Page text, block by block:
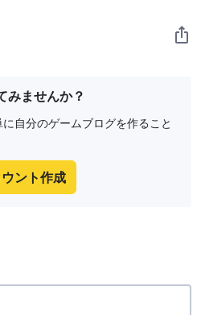
みませんか？
自分のゲームブログを作ること
ント作成